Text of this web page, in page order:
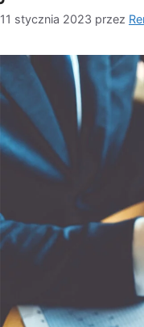
11 stycznia 2023 przez